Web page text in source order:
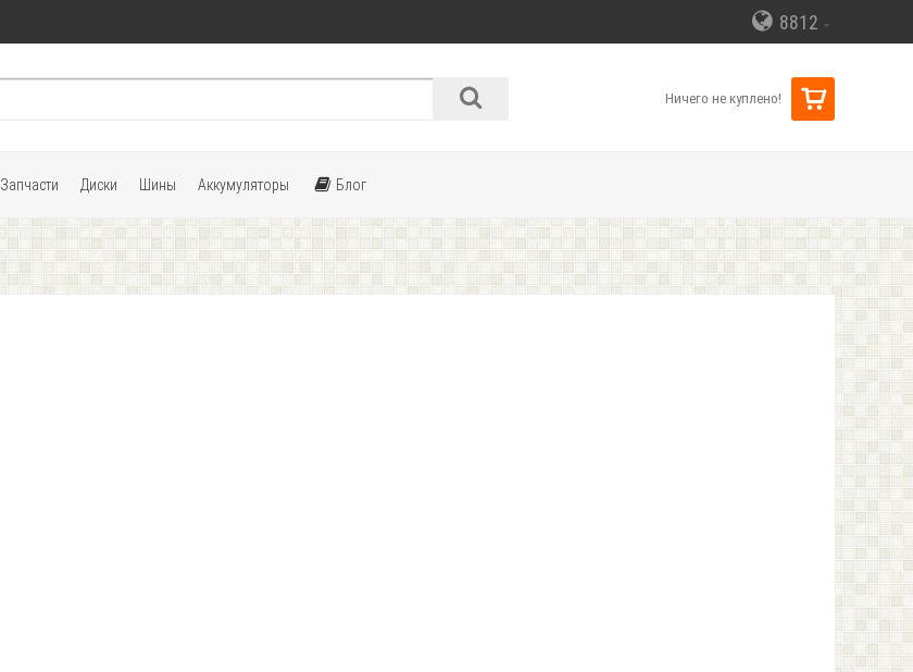
8812
Ничего не куплено!
Запчасти Диски Шины Аккумуляторы Блог